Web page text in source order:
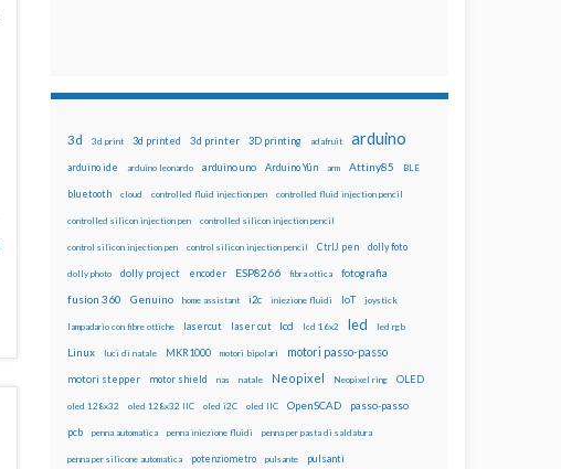
3d 3d print 3d printed 3d printer 3D printing adafruit arduino
arduino ide arduino leonardo arduino uno Arduino Yún arm Attiny85 BLE
bluetooth cloud controlled fluid injection pen controlled fluid injection pencil
controlled silicon injection pen controlled silicon injection pencil
control silicon injection pen control silicon injection pencil CtrlJ pen dolly foto
dolly photo dolly project encoder ESP8266 fibra ottica fotografia
fusion 360 Genuino home assistant i2c iniezione fluidi IoT joystick
lampadario con fibre ottiche lasercut laser cut lcd lcd 16x2 led led rgb
Linux luci di natale MKR1000 motori bipolari motori passo-passo
motori stepper motor shield nas natale Neopixel Neopixel ring OLED
oled 128x32 oled 128x32 IIC oled i2C oled IIC OpenSCAD passo-passo
pcb penna automatica penna iniezione fluidi penna per pasta di saldatura
penna per silicone automatica potenziometro pulsante pulsanti